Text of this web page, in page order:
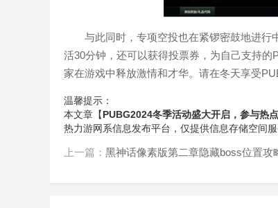
与此同时，专项空投也在紧锣密鼓地进
活30分钟，还可以获得投票券，为自己支持
家在游戏中释放激情和才华。请在冬天享受
温馨提示：
本文章【PUBG2024冬季活动盛大开启，参与热
热力游网系信息发布平台，仅提供信息存储空间
上一篇： 黑神话像素版第二章隐藏boss位置攻